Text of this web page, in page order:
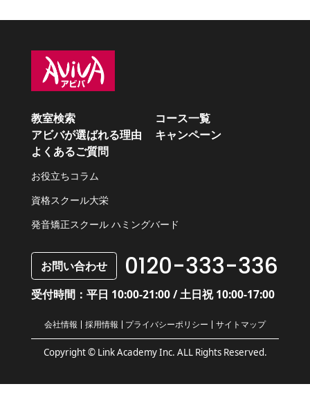
教室検索
コース一覧
アビバが選ばれる理由
キャンペーン
よくあるご質問
お役立ちコラム
資格スクール大栄
発音矯正スクール ハミングバード
お問い合わせ 0120-333-336
受付時間：平日 10:00-21:00 / 土日祝 10:00-17:00
Copyright © Link Academy Inc. ALL Rights Reserved.
会社情報 採用情報 プライバシーポリシー サイトマップ